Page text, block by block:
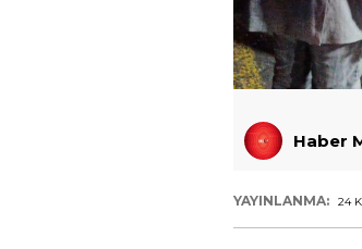
Haber
YAYINLANMA: 24